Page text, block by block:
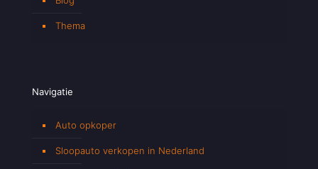
Thema
Navigatie
Auto opkoper
Sloopauto verkopen in Nederland